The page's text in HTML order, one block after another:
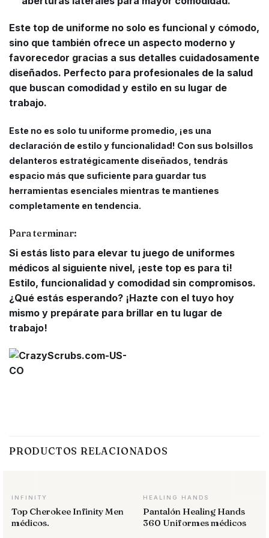
Este top de uniforme no solo es funcional y cómodo,
sino que también ofrece un aspecto moderno y
favorecedor gracias a sus detalles cuidadosamente
diseñados. Perfecto para profesionales de la salud
que buscan comodidad y estilo en su lugar de
trabajo.
Este no es solo tu uniforme promedio, ¡es una
declaración de estilo y funcionalidad! Con sus bolsillos
delanteros estratégicamente diseñados, tendrás
espacio más que suficiente para guardar tus
herramientas esenciales mientras te mantienes
completamente en tendencia.
Para terminar:
Si estás listo para elevar tu juego de uniformes
médicos al siguiente nivel, ¡este top es para ti!
Estilo, funcionalidad y comodidad sin compromisos.
¿Qué estás esperando? ¡Hazte con el tuyo hoy
mismo y prepárate para brillar en tu lugar de
trabajo!
PRODUCTOS RELACIONADOS
INFINITY
Top Cherokee Infinity Men
médicos.
HEALING HANDS
Pantalón Healing Hands
360 Uniformes médicos